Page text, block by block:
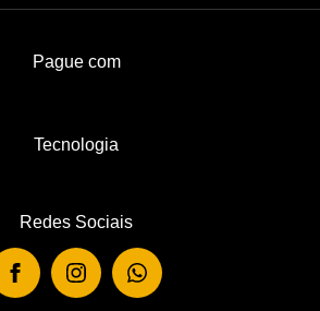
Pague com
Tecnologia
Redes Sociais